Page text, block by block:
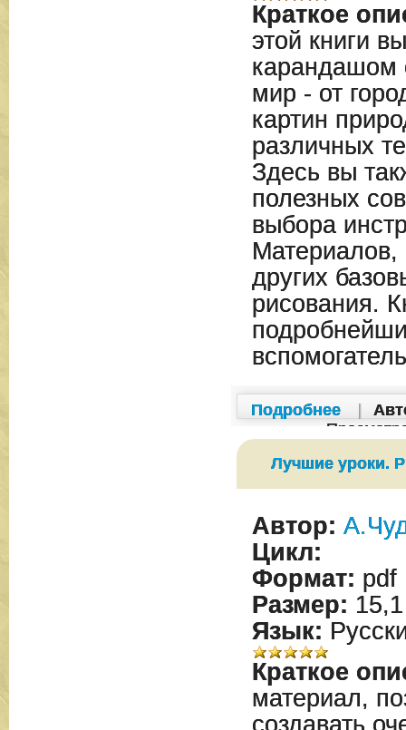
Краткое
этой книги
карандашом
мир - от
картин
различных
Здесь вы
полезных
выбора
Материалов,
других
рисования.
Подробнее
Лучшие уроки.
Автор:
Цикл:
Формат: pdf
Размер:
Язык:
Краткое
материал,
создавать